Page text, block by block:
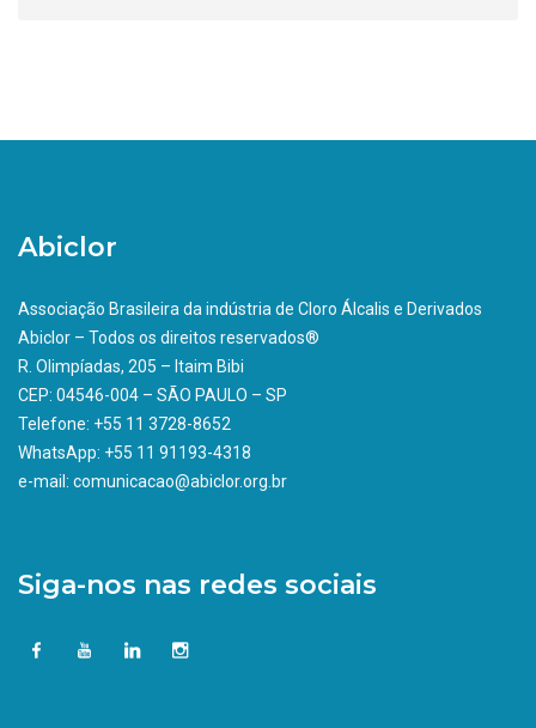
Abiclor
Associação Brasileira da indústria de Cloro Álcalis e Derivados
Abiclor – Todos os direitos reservados®
R. Olimpíadas, 205 – Itaim Bibi
CEP: 04546-004 – SÃO PAULO – SP
Telefone: +55 11 3728-8652
WhatsApp: +55 11 91193-4318
e-mail: comunicacao@abiclor.org.br
Siga-nos nas redes sociais